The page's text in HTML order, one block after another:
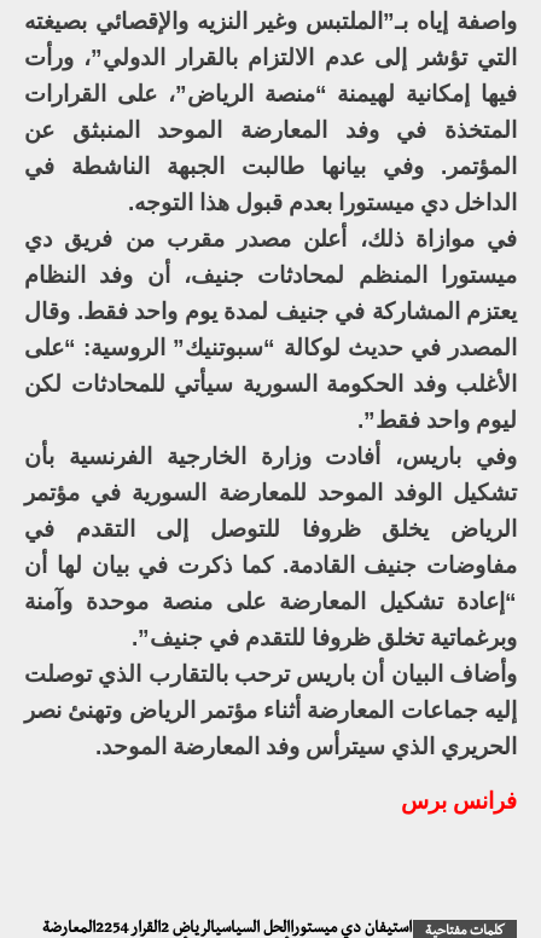
واصفة إياه بـ”الملتبس وغير النزيه والإقصائي بصيغته
التي تؤشر إلى عدم الالتزام بالقرار الدولي”، ورأت
فيها إمكانية لهيمنة “منصة الرياض”، على القرارات
المتخذة في وفد المعارضة الموحد المنبثق عن
المؤتمر. وفي بيانها طالبت الجبهة الناشطة في
الداخل دي ميستورا بعدم قبول هذا التوجه.
في موازاة ذلك، أعلن مصدر مقرب من فريق دي
ميستورا المنظم لمحادثات جنيف، أن وفد النظام
يعتزم المشاركة في جنيف لمدة يوم واحد فقط. وقال
المصدر في حديث لوكالة “سبوتنيك” الروسية: “على
الأغلب وفد الحكومة السورية سيأتي للمحادثات لكن
ليوم واحد فقط”.
وفي باريس، أفادت وزارة الخارجية الفرنسية بأن
تشكيل الوفد الموحد للمعارضة السورية في مؤتمر
الرياض يخلق ظروفا للتوصل إلى التقدم في
مفاوضات جنيف القادمة. كما ذكرت في بيان لها أن
“إعادة تشكيل المعارضة على منصة موحدة وآمنة
وبرغماتية تخلق ظروفا للتقدم في جنيف”.
وأضاف البيان أن باريس ترحب بالتقارب الذي توصلت
إليه جماعات المعارضة أثناء مؤتمر الرياض وتهنئ نصر
الحريري الذي سيترأس وفد المعارضة الموحد.
فرانس برس
كلمات مفتاحية استيفان دي ميستوراالحل السياسيالرياض 2القرار 2254المعارضة